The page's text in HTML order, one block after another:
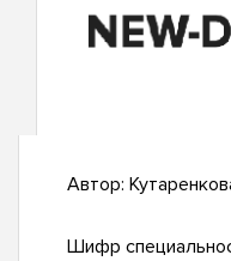
Автор:
Шифр